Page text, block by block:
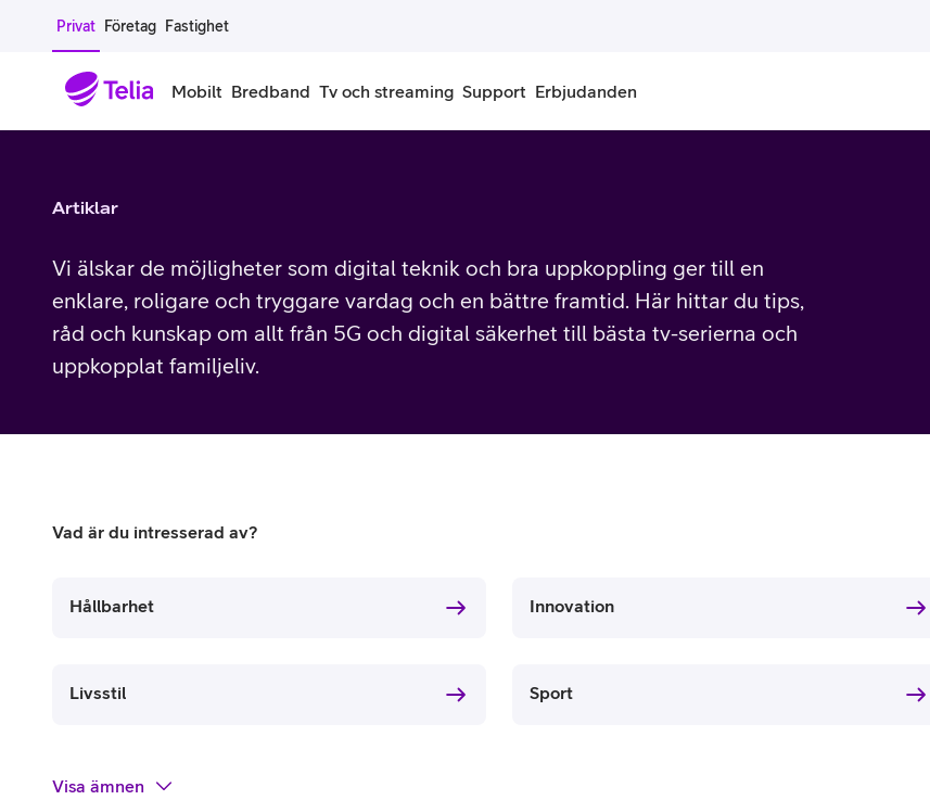
Gå till sidans innehåll
Privat Företag Fastighet
Mobilt
Samsung Galaxy
Google Pixel
Alla mobiltelefoner
Begagnade mobiltelefoner
Mobilskal
Familjeabonnemang
Extra användare
Ladda kontantkort
Laddningscheck
Bredband Tv och streaming Support Erbjudanden
Artiklar
Vi älskar de möjligheter som digital teknik och bra uppkoppling ger till en
enklare, roligare och tryggare vardag och en bättre framtid. Här hittar du tips,
råd och kunskap om allt från 5G och digital säkerhet till bästa tv-serierna och
uppkopplat familjeliv.
Vad är du intresserad av?
Hållbarhet Innovation
Livsstil Sport
Visa ämnen